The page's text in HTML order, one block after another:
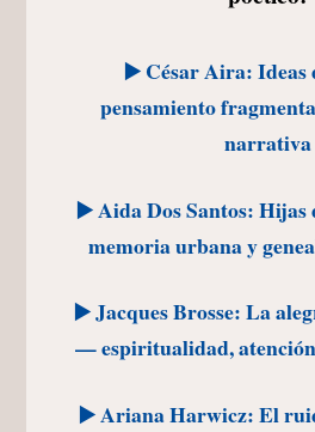
▶️ César Aira:
pensamiento
narrativa
▶️ Aida Dos Santos:
memoria urbana y
▶️ Jacques Brosse: La
— espiritualidad,
▶️ Ariana Harwicz: El